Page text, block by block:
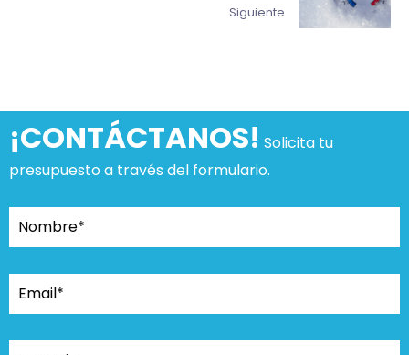
Siguiente
¡CONTÁCTANOS! Solicita tu
presupuesto a través del formulario.